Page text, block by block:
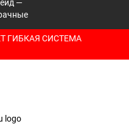
ГИБКАЯ СИСТЕМА